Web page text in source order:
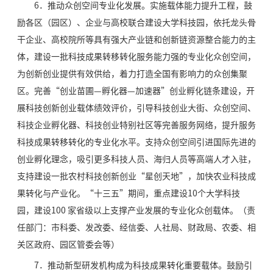
6．推动众创空间专业化发展。实施载体能力提升工程，鼓
励各区（园区）、企业与高校联合建设大学科技园，依托龙头骨
干企业、高校院所等具有强大产业链和创新链资源整合能力的主
体，建设一批科技成果转移转化服务能力强的专业化众创空间，
为创新创业提供有效供给，着力打造全国有影响力的众创集聚
区。完善“创业苗圃—孵化器—加速器”创业孵化链条建设，开
展科技创新创业载体绩效评价，引导科技创业大街、众创空间、
科技企业孵化器、科技创业特别社区等完善服务网络，提升服务
科技成果转移转化的专业化水平。支持众创空间引进国际先进的
创业孵化理念，吸引更多科技人员、海归人员等高端人才入驻，
支持建设一批农村科技创新创业“星创天地”，加快农业科技成
果转化与产业化。“十三五”期间，重点建设10个大学科技
园，建设100 家省级以上支撑产业发展的专业化众创载体。（责
任部门：市科委、发改委、经信委、人社局、财政局、农委、相
关区政府、园区管委会等）
7．推动新型研发机构成为科技成果转化重要载体。鼓励引